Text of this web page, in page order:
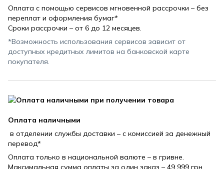
Оплата с помощью сервисов мгновенной рассрочки – без
переплат и оформления бумаг*
Сроки рассрочки – от 6 до 12 месяцев.
*Возможность использования сервисов зависит от
доступных кредитных лимитов на банковской карте
покупателя.
Оплата наличными
в отделении службы доставки – с комиссией за денежный
перевод*
Оплата только в национальной валюте – в гривне.
Максимальная сумма оплаты за один заказ – 49 999 грн.